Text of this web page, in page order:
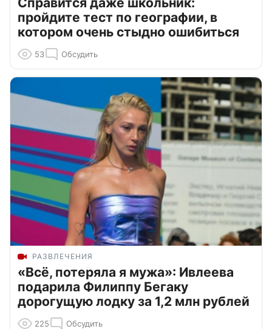
пройдите тест по географии, в
котором очень стыдно ошибиться
53 Обсудить
РАЗВЛЕЧЕНИЯ
«Всё, потеряла я мужа»: Ивлеева
подарила Филиппу Бегаку
дорогущую лодку за 1,2 млн рублей
225 Обсудить